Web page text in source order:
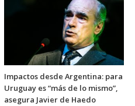
Impactos desde Argentina: para
Uruguay es “más de lo mismo”,
asegura Javier de Haedo